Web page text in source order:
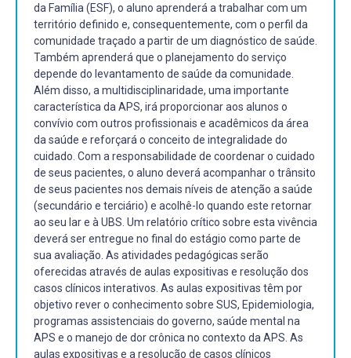
da Família (ESF), o aluno aprenderá a trabalhar com um
território definido e, consequentemente, com o perfil da
comunidade traçado a partir de um diagnóstico de saúde.
Também aprenderá que o planejamento do serviço
depende do levantamento de saúde da comunidade.
Além disso, a multidisciplinaridade, uma importante
característica da APS, irá proporcionar aos alunos o
convívio com outros profissionais e acadêmicos da área
da saúde e reforçará o conceito de integralidade do
cuidado. Com a responsabilidade de coordenar o cuidado
de seus pacientes, o aluno deverá acompanhar o trânsito
de seus pacientes nos demais níveis de atenção a saúde
(secundário e terciário) e acolhê-lo quando este retornar
ao seu lar e à UBS. Um relatório crítico sobre esta vivência
deverá ser entregue no final do estágio como parte de
sua avaliação. As atividades pedagógicas serão
oferecidas através de aulas expositivas e resolução dos
casos clínicos interativos. As aulas expositivas têm por
objetivo rever o conhecimento sobre SUS, Epidemiologia,
programas assistenciais do governo, saúde mental na
APS e o manejo de dor crônica no contexto da APS. As
aulas expositivas e a resolução de casos clínicos